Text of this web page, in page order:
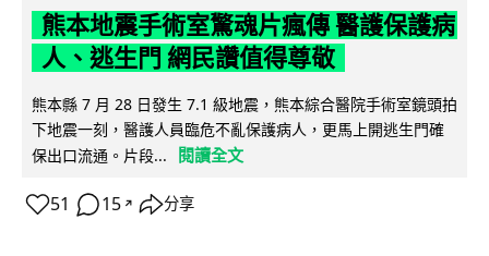
熊本地震手術室驚魂片瘋傳 醫護保護病
人、逃生門 網民讚值得尊敬
熊本縣 7 月 28 日發生 7.1 級地震，熊本綜合醫院手術室鏡頭拍
下地震一刻，醫護人員臨危不亂保護病人，更馬上開逃生門確
保出口流通。片段...
閱讀全文
51 15 ↗ 分享